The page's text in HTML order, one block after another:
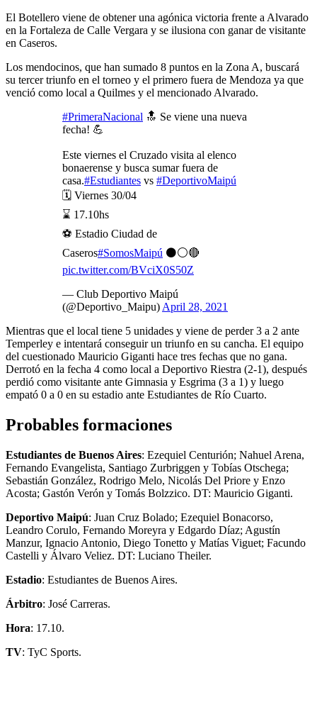
El Botellero viene de obtener una agónica victoria frente a Alvarado
en la Fortaleza de Calle Vergara y se ilusiona con ganar de visitante
en Caseros.
Los mendocinos, que han sumado 8 puntos en la Zona A, buscará
su tercer triunfo en el torneo y el primero fuera de Mendoza ya que
venció como local a Quilmes y el mencionado Alvarado.
#PrimeraNacional 🔝 Se viene una nueva
fecha! 💪
Este viernes el Cruzado visita al elenco
bonaerense y busca sumar fuera de
casa.#Estudiantes vs #DeportivoMaipú
🗓️ Viernes 30/04
⌛ 17.10hs
⚽ Estadio Ciudad de
Caseros#SomosMaipú ⚫⚪🔴
pic.twitter.com/BVciX0S50Z
— Club Deportivo Maipú
(@Deportivo_Maipu) April 28, 2021
Mientras que el local tiene 5 unidades y viene de perder 3 a 2 ante
Temperley e intentará conseguir un triunfo en su cancha. El equipo
del cuestionado Mauricio Giganti hace tres fechas que no gana.
Derrotó en la fecha 4 como local a Deportivo Riestra (2-1), después
perdió como visitante ante Gimnasia y Esgrima (3 a 1) y luego
empató 0 a 0 en su estadio ante Estudiantes de Río Cuarto.
Probables formaciones
Estudiantes de Buenos Aires: Ezequiel Centurión; Nahuel Arena,
Fernando Evangelista, Santiago Zurbriggen y Tobías Otschega;
Sebastián González, Rodrigo Melo, Nicolás Del Priore y Enzo
Acosta; Gastón Verón y Tomás Bolzzico. DT: Mauricio Giganti.
Deportivo Maipú: Juan Cruz Bolado; Ezequiel Bonacorso,
Leandro Corulo, Fernando Moreyra y Edgardo Díaz; Agustín
Manzur, Ignacio Antonio, Diego Tonetto y Matías Viguet; Facundo
Castelli y Álvaro Veliez. DT: Luciano Theiler.
Estadio: Estudiantes de Buenos Aires.
Árbitro: José Carreras.
Hora: 17.10.
TV: TyC Sports.